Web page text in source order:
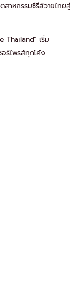
าหกรรมซีรีส์วายไทยสู่
Thailand” เริ่ม
ร์ไพรส์ทุกโค้ง